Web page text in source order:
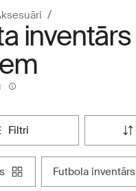
inventārs
filtri
futbola inventārs